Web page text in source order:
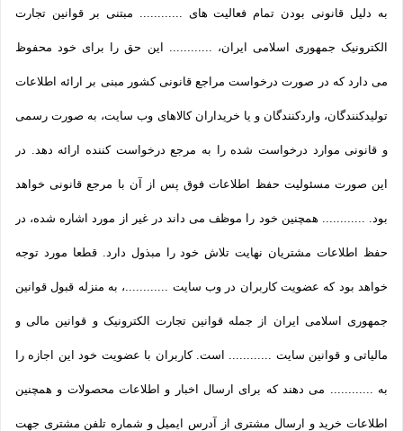
به دلیل قانونی بودن تمام فعالیت های ............ مبتنی بر قوانین تجارت
الکترونیک جمهوری اسلامی ایران، ............ این حق را برای خود محفوظ
می دارد که در صورت درخواست مراجع قانونی کشور مبنی بر ارائه اطلاعات
تولیدکنندگان، واردکنندگان و یا خریداران کالاهای وب سایت، به صورت رسمی
و قانونی موارد درخواست شده را به مرجع درخواست کننده ارائه دهد. در
این صورت مسئولیت حفظ اطلاعات فوق پس از آن با مرجع قانونی خواهد
بود. ............ همچنین خود را موظف می داند در غیر از مورد اشاره شده، در
حفظ اطلاعات مشتریان نهایت تلاش خود را مبذول دارد. قطعا مورد توجه
خواهد بود که عضویت کاربران در وب سایت ............، به منزله قبول قوانین
جمهوری اسلامی ایران از جمله قوانین تجارت الکترونیک و قوانین مالی و
مالیاتی و قوانین سایت ............ است. کاربران با عضویت خود این اجازه را
به ............ می دهند که برای ارسال اخبار و اطلاعات محصولات و همچنین
اطلاعات خرید و ارسال مشتری از آدرس ایمیل و شماره تلفن مشتری جهت